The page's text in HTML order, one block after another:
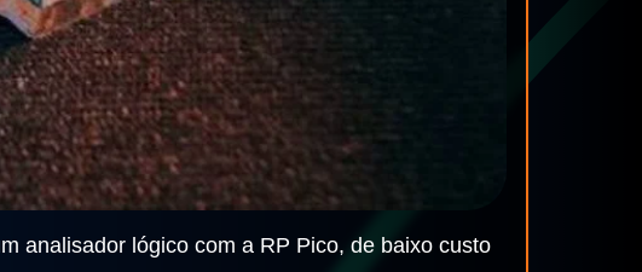
analisador lógico com a RP Pico, de baixo custo